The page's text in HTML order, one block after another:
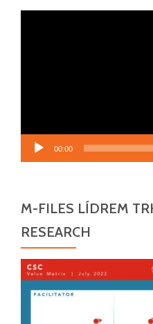
00:00
M-FILES LÍDREM
RESEARCH